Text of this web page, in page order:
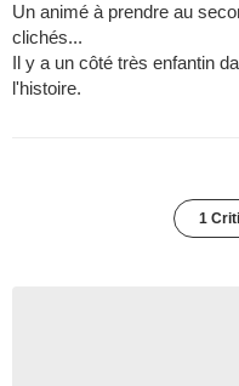
Un animé à prendre au
clichés...
Il y a un côté très enfantin
l'histoire.
1